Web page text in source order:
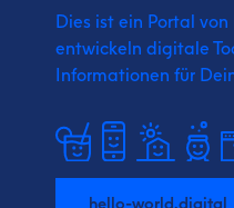
Dies ist ein Portal
entwickeln digitale
Informationen für
hello-world.digital